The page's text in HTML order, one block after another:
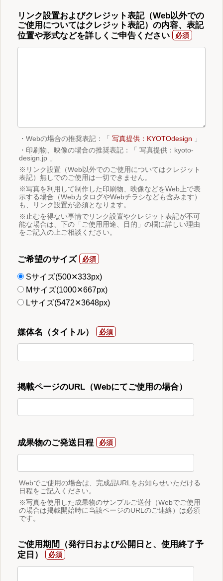
リンク設置およびクレジット表記（Web以外での
ご使用についてはクレジット表記）の内容、表記
位置や形式などを詳しくご申告ください
・Webの場合の推奨表記：「 写真提供：KYOTOdesign 」
・印刷物、映像の場合の推奨表記：「 写真提供：kyoto-
design.jp 」
※リンク設置（Web以外でのご使用についてはクレジット
表記）無しでのご使用は一切できません。
※写真を利用して制作した印刷物、映像などをWeb上で表
示する場合（WebカタログやWebチラシなども含みます）
も、リンク設置が必須となります。
※止むを得ない事情でリンク設置やクレジット表記が不可
能な場合は、下の「ご使用用途、目的」の欄に詳しい理由
をご記入の上ご相談ください。
ご希望のサイズ
Sサイズ(500✕333px)
Mサイズ(1000✕667px)
Lサイズ(5472✕3648px)
媒体名（タイトル）
掲載ページのURL（Webにてご使用の場合）
成果物のご発送日程
Webでご使用の場合は、完成品URLをお知らせいただける
日程をご記入ください。
※写真を使用した成果物のサンプルご送付（Webでご使用
の場合は掲載開始時に当該ページのURLのご連絡）は必須
です。
ご使用期間（発行日および公開日と、使用終了予
定日）